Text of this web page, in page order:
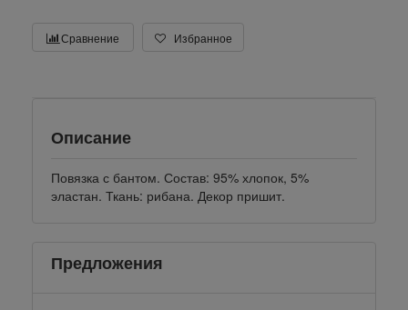
Сравнение Избранное
Описание
Повязка с бантом. Состав: 95% хлопок, 5%
эластан. Ткань: рибана. Декор пришит.
Предложения